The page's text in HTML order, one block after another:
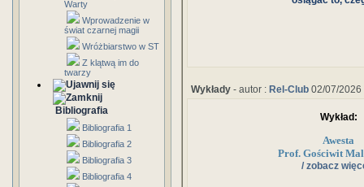
Warty
Wprowadzenie w
świat czarnej magii
Wróżbiarstwo w ST
Z klątwą im do
twarzy
Bibliografia
Bibliografia 1
Bibliografia 2
Bibliografia 3
Bibliografia 4
Wykłady - autor : Rel-Club 02/07/2026
Wykład:
Awesta
Prof. Gościwit
/ zobacz